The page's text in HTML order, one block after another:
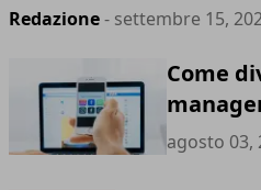
Redazione- settembre 15,
Come
agosto 03,